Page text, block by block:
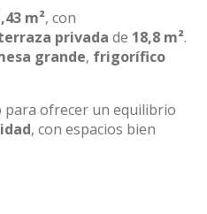
m², con
privada de 18,8 m².
grande, frigorífico
para ofrecer un equilibrio
, con espacios bien